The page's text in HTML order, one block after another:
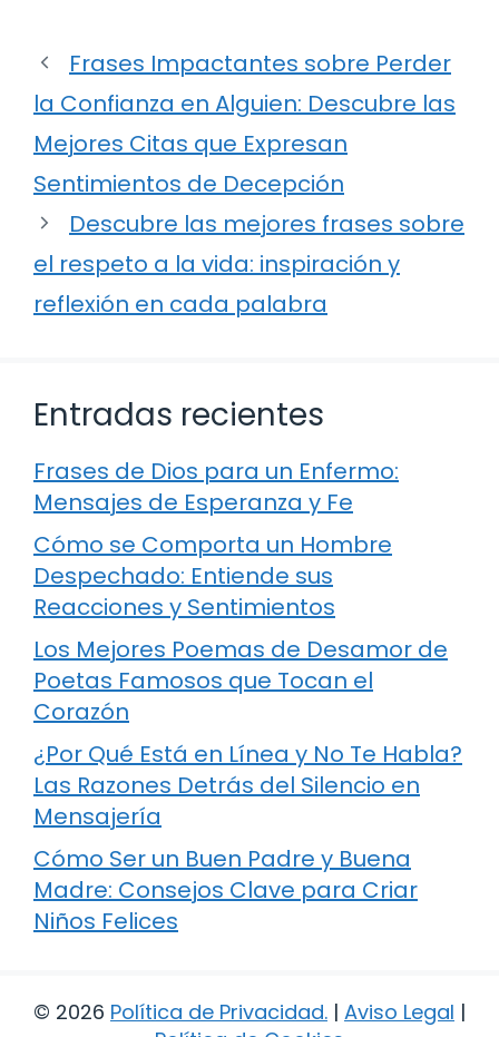
Frases Impactantes sobre Perder
la Confianza en Alguien: Descubre las
Mejores Citas que Expresan
Sentimientos de Decepción
Descubre las mejores frases sobre
el respeto a la vida: inspiración y
reflexión en cada palabra
Entradas recientes
Frases de Dios para un Enfermo:
Mensajes de Esperanza y Fe
Cómo se Comporta un Hombre
Despechado: Entiende sus
Reacciones y Sentimientos
Los Mejores Poemas de Desamor de
Poetas Famosos que Tocan el
Corazón
¿Por Qué Está en Línea y No Te Habla?
Las Razones Detrás del Silencio en
Mensajería
Cómo Ser un Buen Padre y Buena
Madre: Consejos Clave para Criar
Niños Felices
© 2026 Política de Privacidad. | Aviso Legal |